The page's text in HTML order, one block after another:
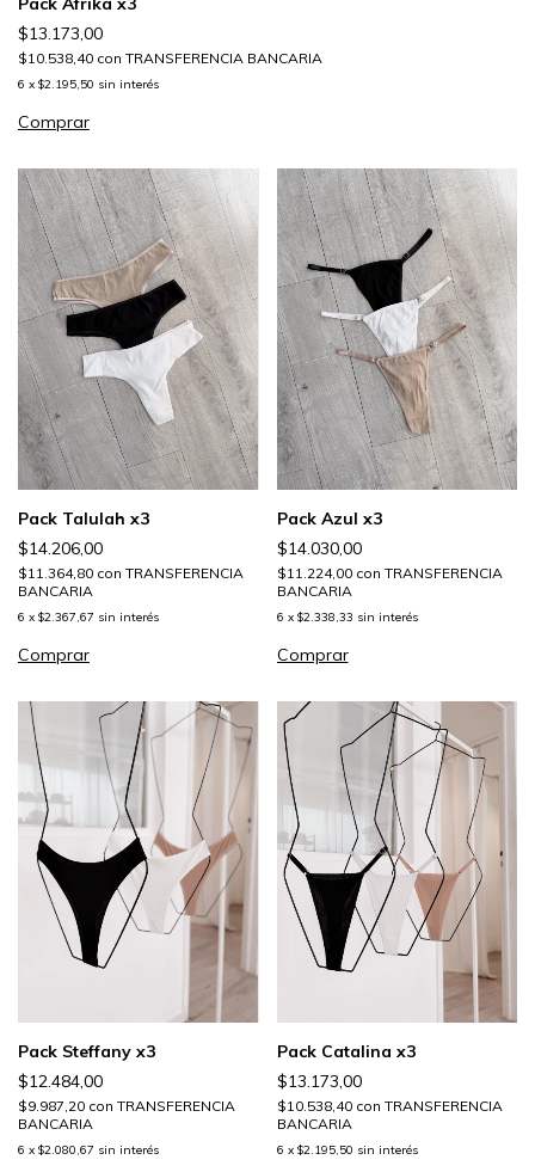
$13.173,00
$10.538,40 con TRANSFERENCIA BANCARIA
6 x $2.195,50 sin interés
Comprar
Pack Talulah x3
$14.206,00
$11.364,80 con TRANSFERENCIA
BANCARIA
6 x $2.367,67 sin interés
Comprar
Pack Azul x3
$14.030,00
$11.224,00 con TRANSFERENCIA
BANCARIA
6 x $2.338,33 sin interés
Comprar
Pack Steffany x3
$12.484,00
$9.987,20 con TRANSFERENCIA
BANCARIA
6 x $2.080,67 sin interés
Pack Catalina x3
$13.173,00
$10.538,40 con TRANSFERENCIA
BANCARIA
6 x $2.195,50 sin interés